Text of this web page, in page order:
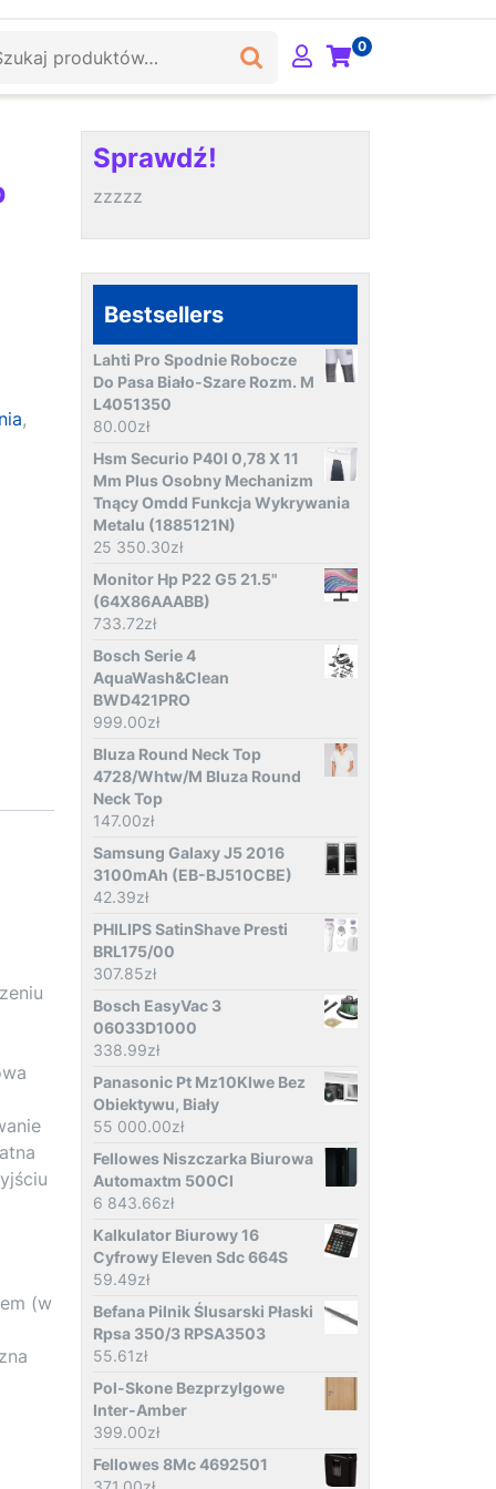
0
,
(w
Sprawdź!
zzzzz
Bestsellers
Lahti Pro Spodnie Robocze
Do Pasa Biało-Szare Rozm. M
L4051350
80.00zł
Hsm Securio P40I 0,78 X 11
Mm Plus Osobny Mechanizm
Tnący Omdd Funkcja Wykrywania
Metalu (1885121N)
25 350.30zł
Monitor Hp P22 G5 21.5"
(64X86AAABB)
733.72zł
Bosch Serie 4
AquaWash&Clean
BWD421PRO
999.00zł
Bluza Round Neck Top
4728/Whtw/M Bluza Round
Neck Top
147.00zł
Samsung Galaxy J5 2016
3100mAh (EB-BJ510CBE)
42.39zł
PHILIPS SatinShave Presti
BRL175/00
307.85zł
Bosch EasyVac 3
06033D1000
338.99zł
Panasonic Pt Mz10Klwe Bez
Obiektywu, Biały
55 000.00zł
Fellowes Niszczarka Biurowa
Automaxtm 500Cl
6 843.66zł
Kalkulator Biurowy 16
Cyfrowy Eleven Sdc 664S
59.49zł
Befana Pilnik Ślusarski Płaski
Rpsa 350/3 RPSA3503
55.61zł
Pol-Skone Bezprzylgowe
Inter-Amber
399.00zł
Fellowes 8Mc 4692501